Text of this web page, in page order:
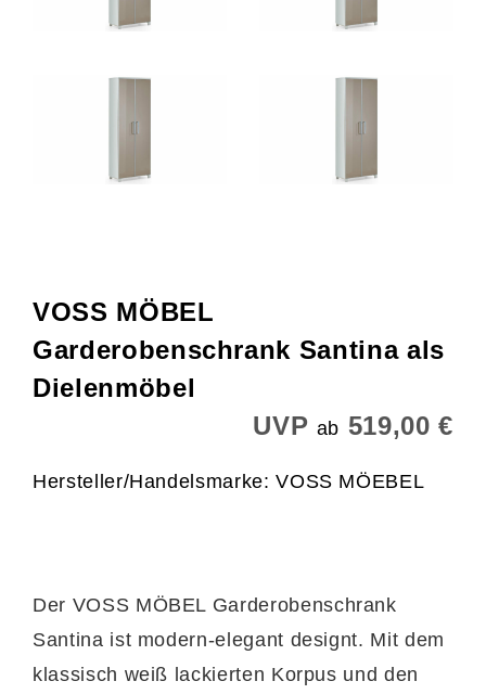
VOSS MÖBEL
Garderobenschrank Santina als
Dielenmöbel
UVP ab 519,00 €
Hersteller/Handelsmarke: VOSS MÖEBEL
Der VOSS MÖBEL Garderobenschrank
Santina ist modern-elegant designt. Mit dem
klassisch weiß lackierten Korpus und den